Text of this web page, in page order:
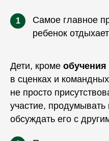
1
Самое главное
ребенок
Дети, кроме обучения
в сценках и
не просто
участие, продумывать
обсуждать его с